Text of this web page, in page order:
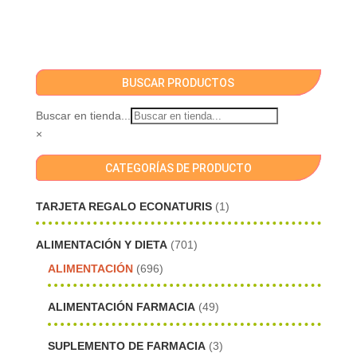
BUSCAR PRODUCTOS
Buscar en tienda...
×
CATEGORÍAS DE PRODUCTO
TARJETA REGALO ECONATURIS (1)
ALIMENTACIÓN Y DIETA (701)
ALIMENTACIÓN (696)
ALIMENTACIÓN FARMACIA (49)
SUPLEMENTO DE FARMACIA (3)